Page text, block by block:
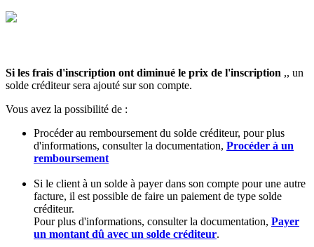
Si les frais d'inscription ont diminué le prix de l'inscription ,, un
solde créditeur sera ajouté sur son compte.
Vous avez la possibilité de :
Procéder au remboursement du solde créditeur, pour plus
d'informations, consulter la documentation, Procéder à un
remboursement
Si le client à un solde à payer dans son compte pour une autre
facture, il est possible de faire un paiement de type solde
créditeur.
Pour plus d'informations, consulter la documentation, Payer
un montant dû avec un solde créditeur.